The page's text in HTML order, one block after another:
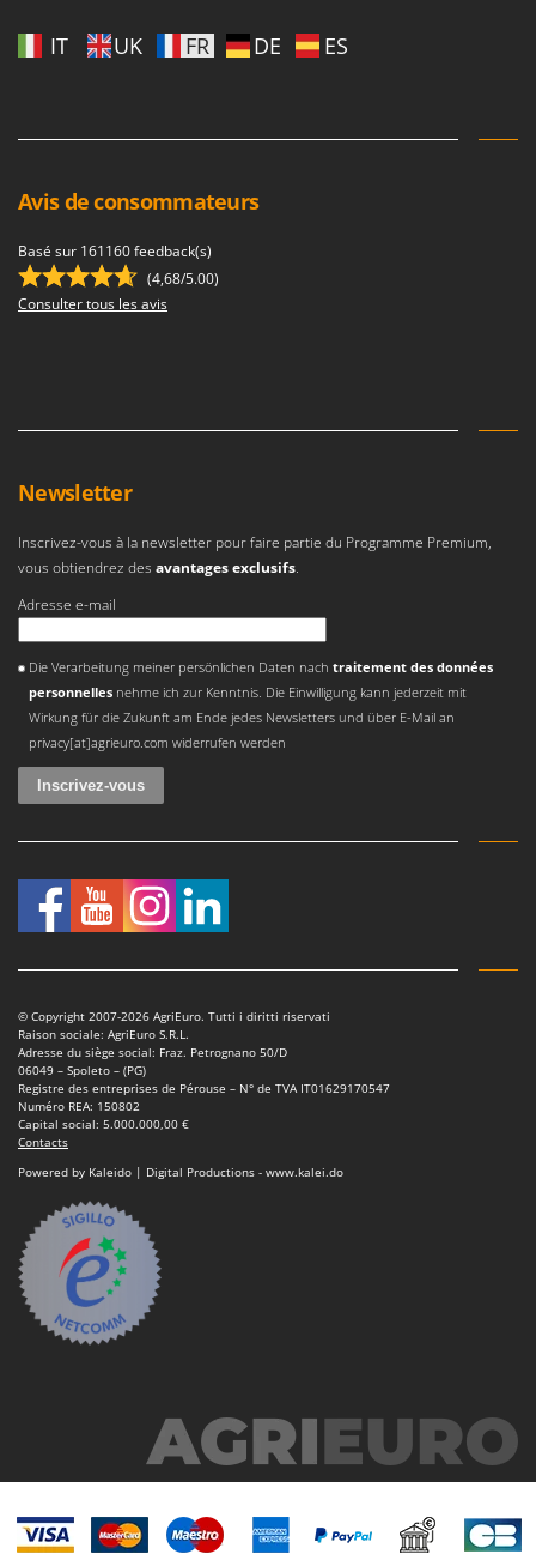
U
Udor
V
Verdemax
Volpi
W
Waldner
Wolf Garten
Worx
Y Yard Force
Z
Zanon
Zephir
ZGrills
Zodiac
Zomax
IT UK FR DE ES
Avis de consommateurs
Basé sur 161160 feedback(s)
(4,68/5.00)
Consulter tous les avis
Newsletter
Inscrivez-vous à la newsletter pour faire partie du Programme Premium,
vous obtiendrez des avantages exclusifs.
Adresse e-mail
Die Verarbeitung meiner persönlichen Daten nach traitement des données
personnellesnehme ich zur Kenntnis. Die Einwilligung kann jederzeit mit
Wirkung für die Zukunft am Ende jedes Newsletters und über E-Mail an
privacy[at]agrieuro.com widerrufen werden
© Copyright 2007-2026 AgriEuro. Tutti i diritti riservati
Raison sociale: AgriEuro S.R.L.
Adresse du siège social: Fraz. Petrognano 50/D
06049 – Spoleto – (PG)
Registre des entreprises de Pérouse – N° de TVA IT01629170547
Numéro REA: 150802
Capital social: 5.000.000,00 €
Contacts
Powered by Kaleido | Digital Productions - www.kalei.do